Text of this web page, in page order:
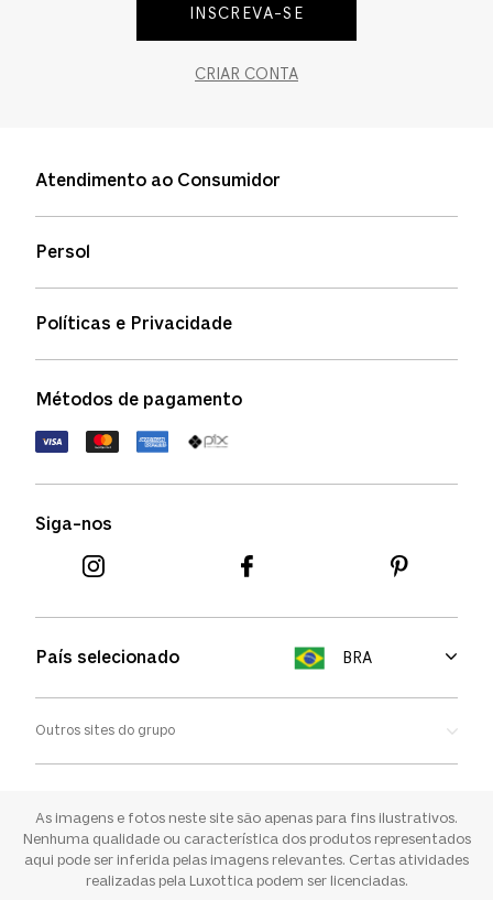
INSCREVA-SE
CRIAR CONTA
Atendimento ao Consumidor
Status de pedidos
Política de garantia
FAQs
Persol
Políticas e Privacidade
Política de devolução
Termos de uso
Métodos de pagamento
Siga-nos
País selecionado BRA
Outros sites do grupo
Ray-ban
Sunglass Hut
As imagens e fotos neste site são apenas para fins ilustrativos.
Nenhuma qualidade ou característica dos produtos representados
aqui pode ser inferida pelas imagens relevantes. Certas atividades
realizadas pela Luxottica podem ser licenciadas.